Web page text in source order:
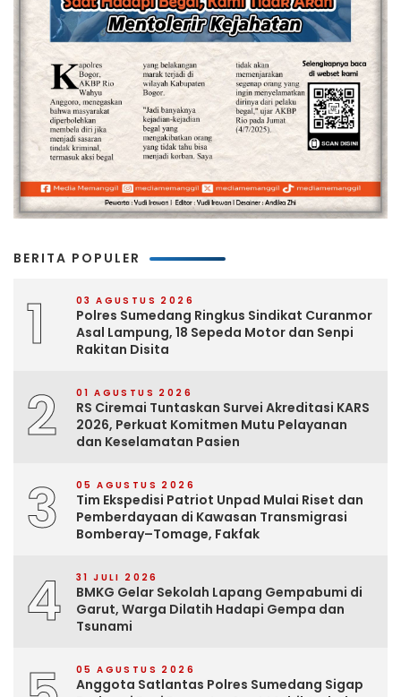
BERITA POPULER
1 03 AGUSTUS 2026
Polres Sumedang Ringkus Sindikat Curanmor
Asal Lampung, 18 Sepeda Motor dan Senpi
Rakitan Disita
2 01 AGUSTUS 2026
RS Ciremai Tuntaskan Survei Akreditasi KARS
2026, Perkuat Komitmen Mutu Pelayanan
dan Keselamatan Pasien
3 05 AGUSTUS 2026
Tim Ekspedisi Patriot Unpad Mulai Riset dan
Pemberdayaan di Kawasan Transmigrasi
Bomberay–Tomage, Fakfak
4 31 JULI 2026
BMKG Gelar Sekolah Lapang Gempabumi di
Garut, Warga Dilatih Hadapi Gempa dan
Tsunami
05 AGUSTUS 2026
Anggota Satlantas Polres Sumedang Sigap